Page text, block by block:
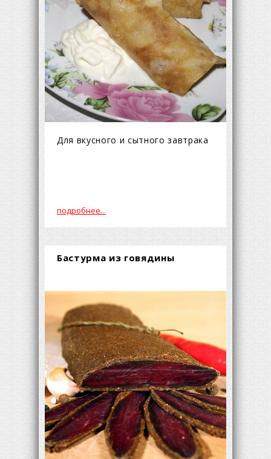
Для вкусного и сытного завтрака
подробнее...
Бастурма из говядины